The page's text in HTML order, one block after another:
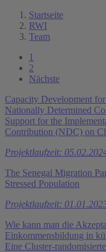
Startseite
RWI
Team
1
2
Nächste
Capacity Development
Nationally Determined
Support for the
Contribution (NDC) on
Projektlaufzeit:
The Senegal Migration
Stressed Population
Projektlaufzeit:
Wie kann man die
Einkommensbildung in
Eine Cluster-